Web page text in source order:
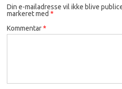
Din e-mailadresse vil ikke blive
markeret med *
Kommentar*